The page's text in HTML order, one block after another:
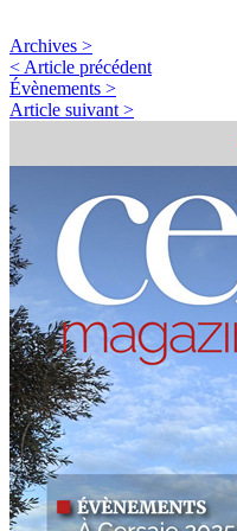
Archives >
< Article précédent
Évènements >
Article suivant >